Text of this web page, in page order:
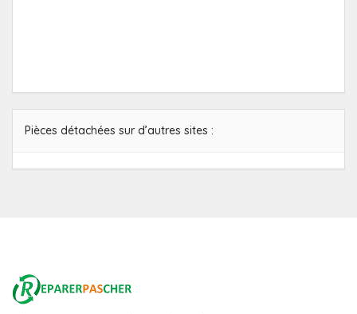
Pièces détachées sur d’autres sites :